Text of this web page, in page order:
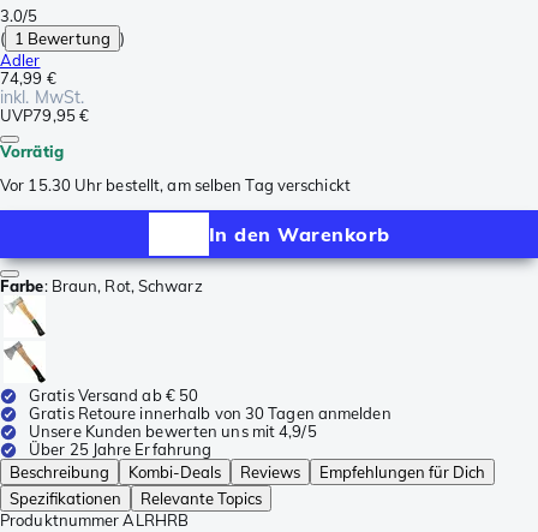
3.0/5
( 1 Bewertung )
Adler
74,99 €
inkl. MwSt.
UVP79,95 €
Vorrätig
Vor 15.30 Uhr bestellt, am selben Tag verschickt
In den Warenkorb
Farbe: Braun, Rot, Schwarz
Gratis Versand ab € 50
Gratis Retoure innerhalb von 30 Tagen anmelden
Unsere Kunden bewerten uns mit 4,9/5
Über 25 Jahre Erfahrung
Beschreibung
Kombi-Deals Reviews
Empfehlungen für Dich
Spezifikationen
Relevante Topics
Produktnummer ALRHRB